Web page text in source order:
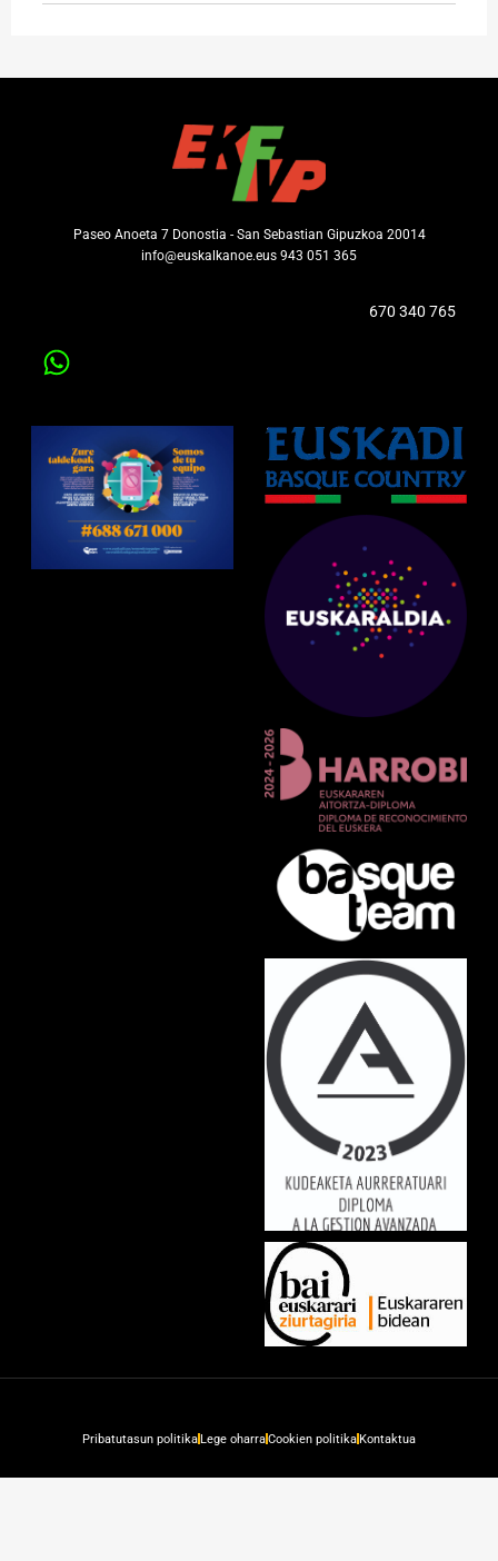
Paseo Anoeta 7 Donostia - San Sebastian Gipuzkoa 20014
info@euskalkanoe.eus 943 051 365
670 340 765
Pribatutasun politikaLege oharraCookien politikaKontaktua